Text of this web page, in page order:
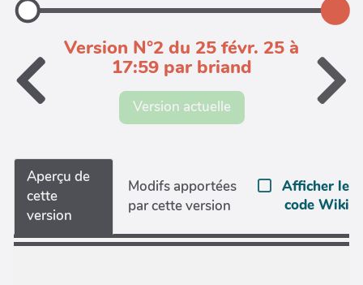
Version N°2 du 25 févr. 25 à
17:59 par briand
Version actuelle
Aperçu de
cette
version
Modifs apportées
par cette version
Afficher le
code Wiki